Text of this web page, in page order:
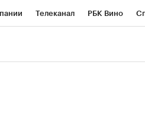
Телеканал РБК Вино